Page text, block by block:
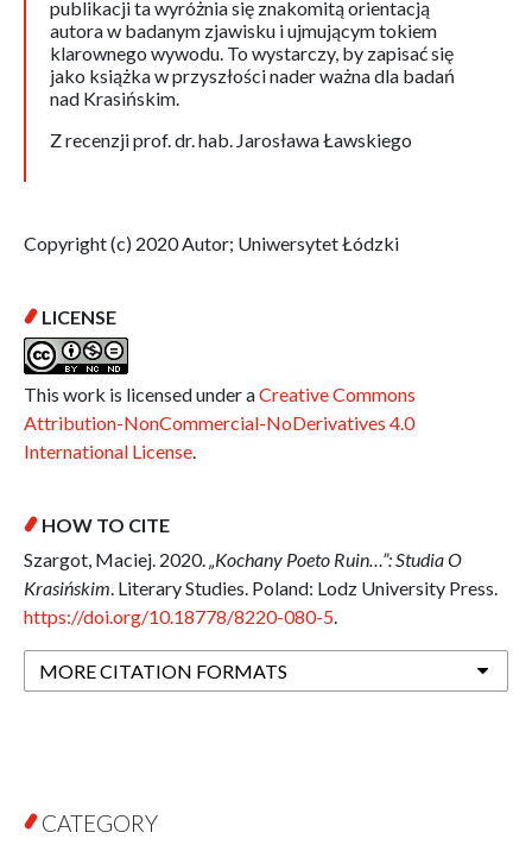
publikacji ta wyróżnia się znakomitą orientacją
autora w badanym zjawisku i ujmującym tokiem
klarownego wywodu. To wystarczy, by zapisać się
jako książka w przyszłości nader ważna dla badań
nad Krasińskim.
Z recenzji prof. dr. hab. Jarosława Ławskiego
Copyright (c) 2020 Autor; Uniwersytet Łódzki
LICENSE
This work is licensed under aCreative Commons
Attribution-NonCommercial-NoDerivatives 4.0
International License.
HOW TO CITE
Szargot, Maciej. 2020.„Kochany Poeto Ruin…”: Studia O
Krasińskim. Literary Studies. Poland: Lodz University Press.
https://doi.org/10.18778/8220-080-5.
MORE CITATION FORMATS
CATEGORY